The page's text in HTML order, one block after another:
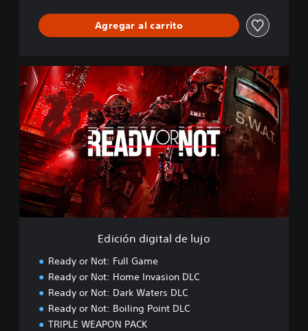
Agregar al carrito
d
i
c
i
ó
n
d
i
g
i
t
Edición digital de lujo
Ready or Not: Full Game
Ready or Not: Home Invasion DLC
Ready or Not: Dark Waters DLC
Ready or Not: Boiling Point DLC
TRIPLE WEAPON PACK